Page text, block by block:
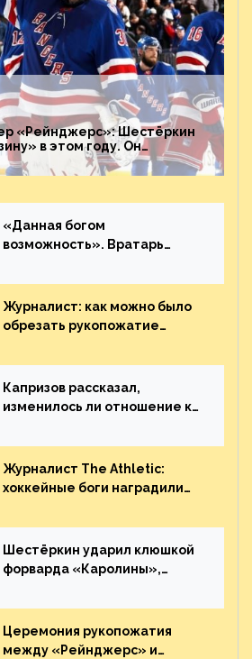
«Рейнджерс»: Шестёркин
в этом году. Он
«Данная богом
возможность». Вратарь
броске бутылкой в Кадри
Журналист: как можно было
обрезать рукопожатие
Плохая работа, ESPN
Капризов рассказал,
изменилось ли отношение к
Украине
Журналист The Athletic:
хоккейные боги наградили
великолепную игру
Шестёркин ударил клюшкой
форварда «Каролины»,
пятаке. Видео
Церемония рукопожатия
между «Рейнджерс» и